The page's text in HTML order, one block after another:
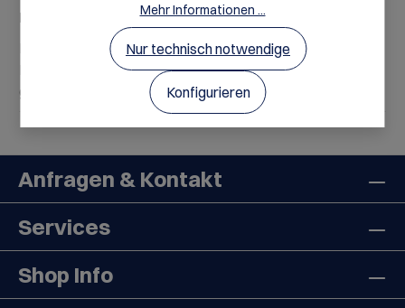
Beschreibung
Der Brut Yellow Label ist das Aushängeschild des
Hauses Veuve Clicquot. Er besticht durch seine
goldgelbe Farbe, zeigt Arome…Mehr
Anfragen & Kontakt
Services
Shop Info
Mehr Informationen ...
Nur technisch notwendige
Konfigurieren